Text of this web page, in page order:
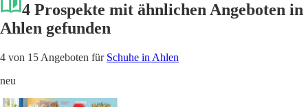
4 Prospekte mit ähnlichen Angeboten in
Ahlen gefunden
4 von 15 Angeboten für Schuhe in Ahlen
neu